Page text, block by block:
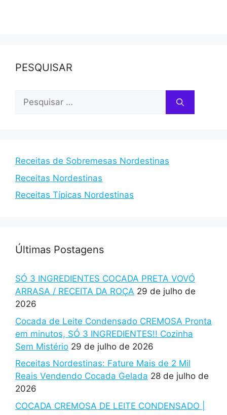
PESQUISAR
Pesquisar
Receitas de Sobremesas Nordestinas
Receitas Nordestinas
Receitas Típicas Nordestinas
Últimas Postagens
SÓ 3 INGREDIENTES COCADA PRETA VOVÓ
ARRASA / RECEITA DA ROÇA 29 de julho de
2026
Cocada de Leite Condensado CREMOSA Pronta
em minutos, SÓ 3 INGREDIENTES!! Cozinha
Sem Mistério 29 de julho de 2026
Receitas Nordestinas: Fature Mais de 2 Mil
Reais Vendendo Cocada Gelada 28 de julho de
2026
COCADA CREMOSA DE LEITE CONDENSADO |